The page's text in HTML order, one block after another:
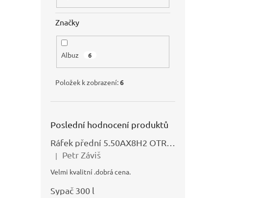
Značky
Albuz 6
Položek k zobrazení:6
Poslední hodnocení produktů
Hodnocení produktu je 5 z 5 hvězdiček.
| Petr Záviš
Velmi kvalitní .dobrá cena.
Sypač 300 l